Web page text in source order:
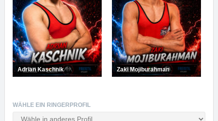
Adrian Kaschnik Zaki Mojiburahman
WÄHLE EIN RINGERPROFIL